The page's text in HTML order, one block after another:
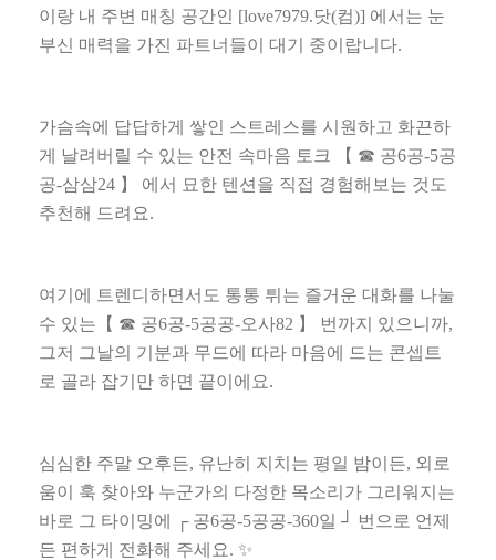
이랑 내 주변 매칭 공간인 [love7979.닷(컴)] 에서는 눈
부신 매력을 가진 파트너들이 대기 중이랍니다.
가슴속에 답답하게 쌓인 스트레스를 시원하고 화끈하
게 날려버릴 수 있는 안전 속마음 토크
【 ☎ 공6공-5공
공-삼삼24 】 에서 묘한 텐션을 직접 경험해보는 것도
추천해 드려요.
여기에 트렌디하면서도 통통 튀는 즐거운 대화를 나눌
수 있는 【 ☎ 공6공-5공공-오사82 】 번까지 있으니까,
그저 그날의 기분과 무드에 따라 마음에 드는 콘셉트
로 골라 잡기만 하면 끝이에요.
심심한 주말 오후든, 유난히 지치는 평일 밤이든, 외로
움이 훅 찾아와 누군가의 다정한 목소리가 그리워지는
바로 그 타이밍에
┌ 공6공-5공공-360일 ┘ 번으로 언제
든 편하게 전화해 주세요. ✨